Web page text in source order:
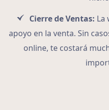
Cierre de Ventas: La
apoyo en la venta. Sin
online, te costará